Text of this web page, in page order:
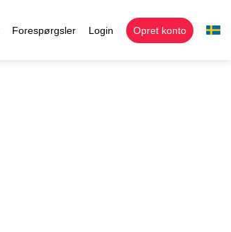
Forespørgsler Login Opret konto